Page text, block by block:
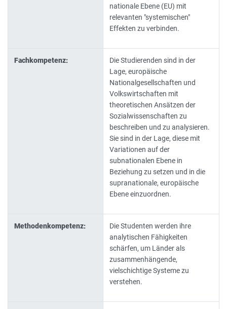
nationale Ebene (EU) mit
relevanten "systemischen"
Effekten zu verbinden.
Fachkompetenz:
Die Studierenden sind in der
Lage, europäische
Nationalgesellschaften und
Volkswirtschaften mit
theoretischen Ansätzen der
Sozialwissenschaften zu
beschreiben und zu analysieren.
Sie sind in der Lage, diese mit
Variationen auf der
subnationalen Ebene in
Beziehung zu setzen und in die
supranationale, europäische
Ebene einzuordnen.
Methodenkompetenz:
Die Studenten werden ihre
analytischen Fähigkeiten
schärfen, um Länder als
zusammenhängende,
vielschichtige Systeme zu
verstehen.